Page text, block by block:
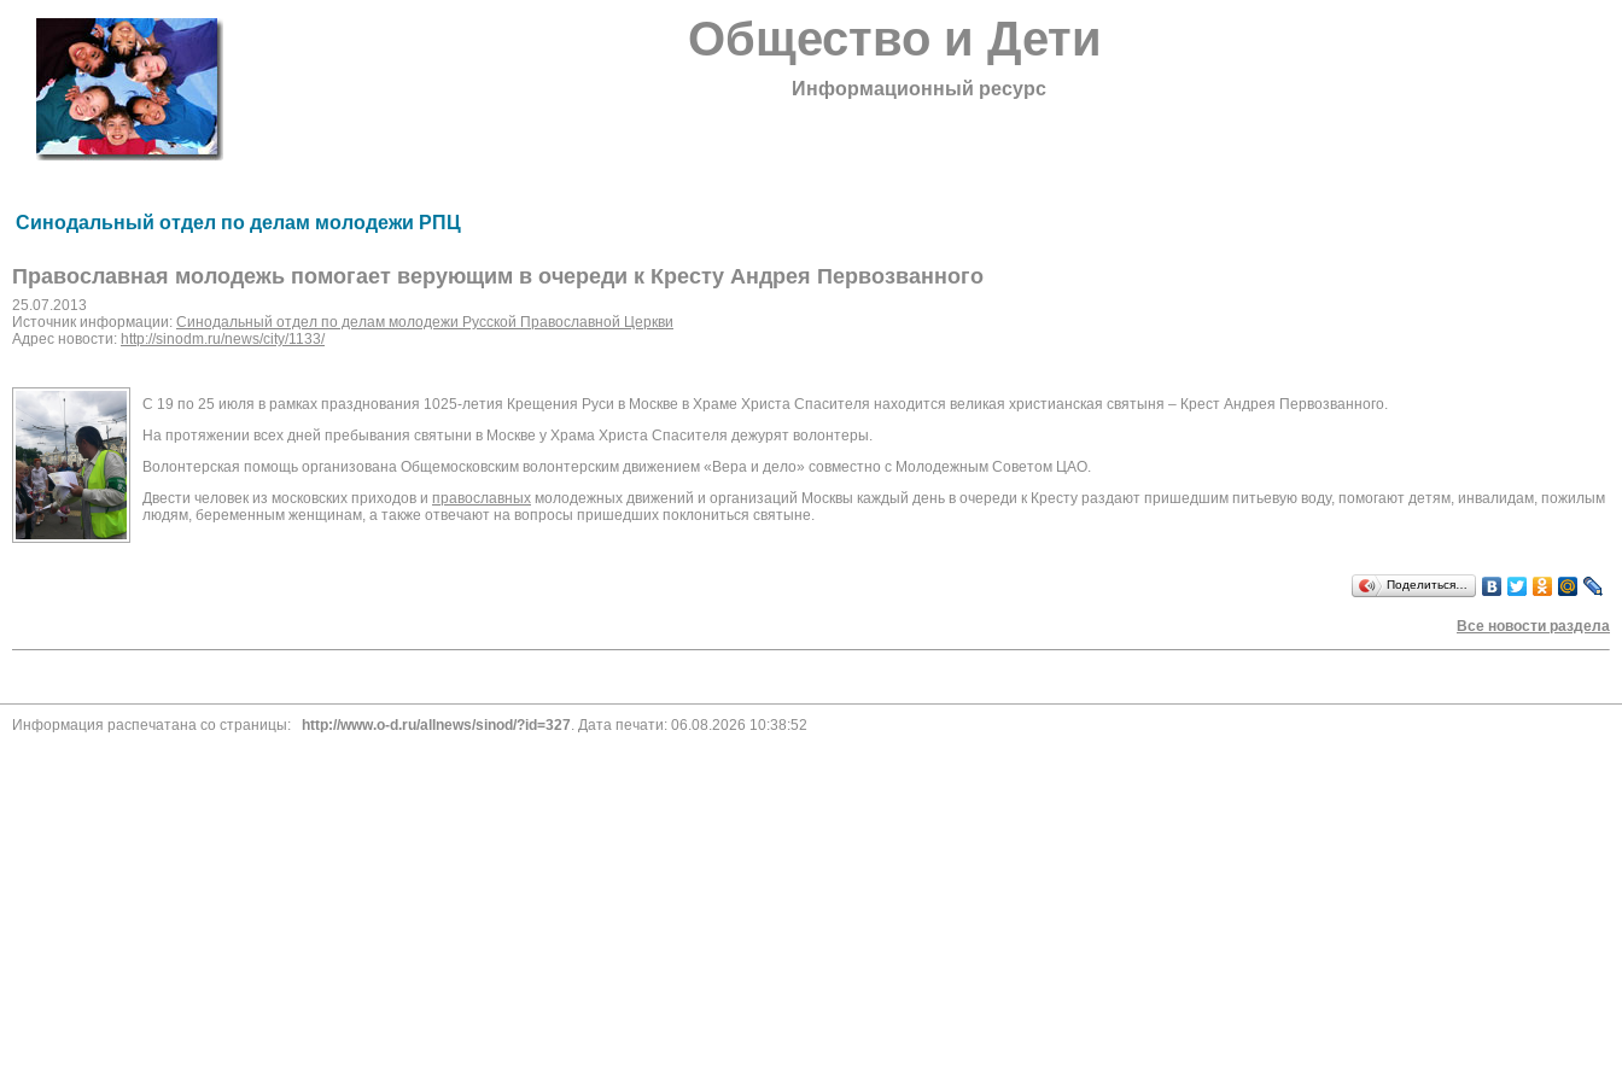
Общество и Дети
Информационный ресурс
Синодальный отдел по делам молодежи РПЦ
Православная молодежь помогает верующим в очереди к Кресту Андрея Первозванного
25.07.2013
Источник информации: Синодальный отдел по делам молодежи Русской Православной Церкви
Адрес новости: http://sinodm.ru/news/city/1133/
С 19 по 25 июля в рамках празднования 1025-летия Крещения Руси в Москве в Храме Христа Спасителя находится великая христианская святыня – Крест Андрея Первозванного.
На протяжении всех дней пребывания святыни в Москве у Храма Христа Спасителя дежурят волонтеры.
Волонтерская помощь организована Общемосковским волонтерским движением «Вера и дело» совместно с Молодежным Советом ЦАО.
Двести человек из московских приходов и православных молодежных движений и организаций Москвы каждый день в очереди к Кресту раздают пришедшим питьевую воду, помогают детям, инвалидам, пожилым
людям, беременным женщинам, а также отвечают на вопросы пришедших поклониться святыне.
Поделиться…
Все новости раздела
Информация распечатана со страницы: http://www.o-d.ru/allnews/sinod/?id=327. Дата печати: 06.08.2026 10:38:52